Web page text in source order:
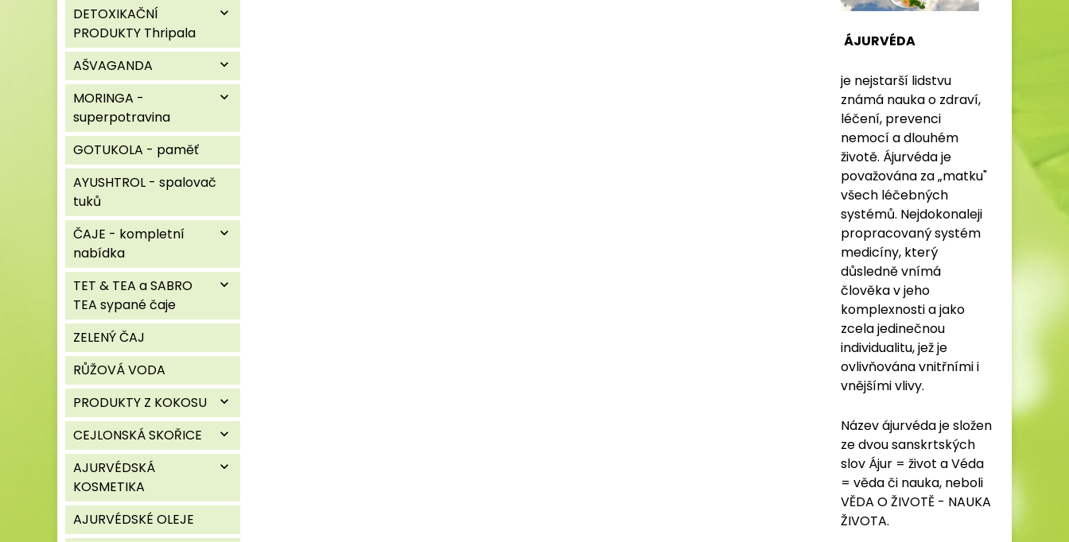
DETOXIKAČNÍ
PRODUKTY Thripala
expand_more
AŠVAGANDA expand_more
MORINGA -
superpotravina
expand_more
GOTUKOLA - paměť
AYUSHTROL - spalovač
tuků
ČAJE - kompletní
nabídka
expand_more
TET & TEA a SABRO
TEA sypané čaje
expand_more
ZELENÝ ČAJ
RŮŽOVÁ VODA
PRODUKTY Z KOKOSU
expand_more
CEJLONSKÁ SKOŘICE expand_more
AJURVÉDSKÁ
KOSMETIKA
expand_more
AJURVÉDSKÉ OLEJE
ÁJURVÉDA
je nejstarší lidstvu
známá nauka o zdraví,
léčení, prevenci
nemocí a dlouhém
životě. Ájurvéda je
považována za „matku"
všech léčebných
systémů. Nejdokonaleji
propracovaný systém
medicíny, který
důsledně vnímá
člověka v jeho
komplexnosti a jako
zcela jedinečnou
individualitu, jež je
ovlivňována vnitřními i
vnějšími vlivy.
Název ájurvéda je složen
ze dvou sanskrtských
slov Ájur = život a Véda
= věda či nauka, neboli
VĚDA O ŽIVOTĚ - NAUKA
ŽIVOTA.